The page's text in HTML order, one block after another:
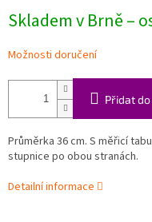
cena:
Skladem v Brně –
Možnosti doručení
Přidat
Průměrka 36 cm. S měřicí
stupnice po obou stranách.
Detailní informace